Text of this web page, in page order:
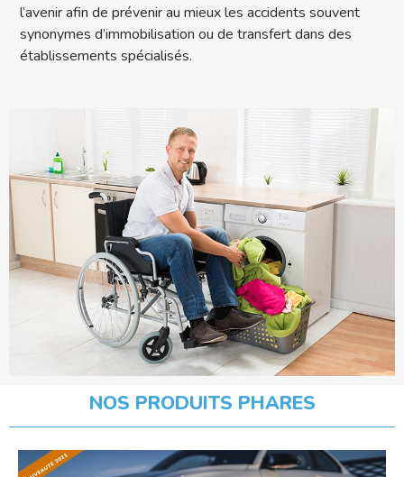
l’avenir afin de prévenir au mieux les accidents souvent
synonymes d’immobilisation ou de transfert dans des
établissements spécialisés.
NOS PRODUITS PHARES